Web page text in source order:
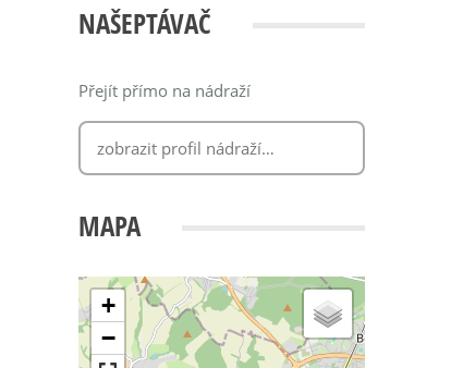
NAŠEPTÁVAČ
Přejít přímo na nádraží
MAPA
+
−